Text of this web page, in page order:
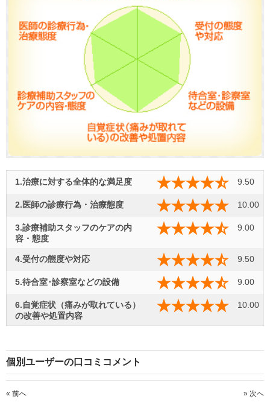
1.治療に対する全体的な満足度 9.50
2.医師の診療行為・治療態度 10.00
3.診療補助スタッフのケアの内
容・態度
9.00
4.受付の態度や対応 9.50
5.待合室･診察室などの設備 9.00
6.自覚症状（痛みが取れている）
の改善や処置内容
10.00
個別ユーザーの口コミコメント
« 前へ » 次へ